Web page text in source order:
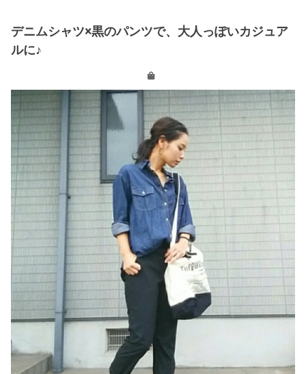
デニムシャツ×黒のパンツで、大人っぽいカジュア
ルに♪